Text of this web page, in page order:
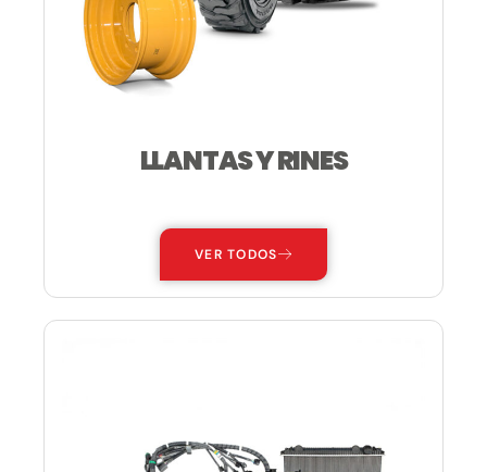
LLANTAS Y RINES
VER TODOS